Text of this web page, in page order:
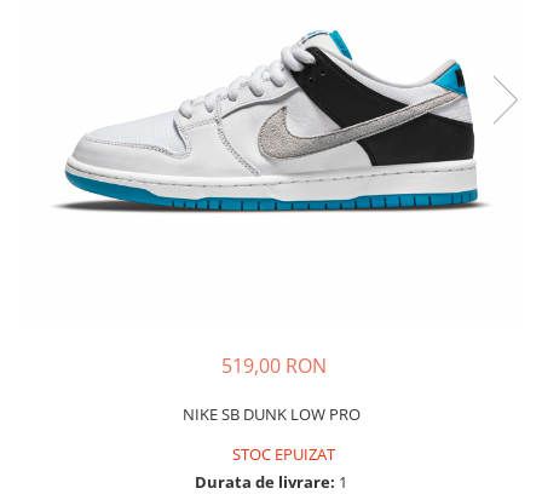
Geci si veste copii
Pantaloni scurti Copii
Accesorii
Ingrijire incaltaminte
519,00 RON
NIKE SB DUNK LOW PRO
STOC EPUIZAT
Durata de livrare: 1